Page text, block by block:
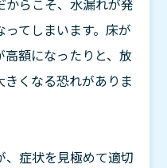
からこそ、水漏れが発
てしまいます。床が
額になったりと、放
くなる恐れがありま
、症状を見極めて適切